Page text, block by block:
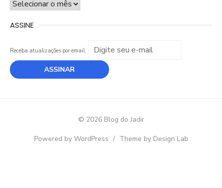
ARQUIVO
ASSINE
Receba atualizações por email.
© 2026 Blog do Jadir
Powered by WordPress / Theme by Design Lab